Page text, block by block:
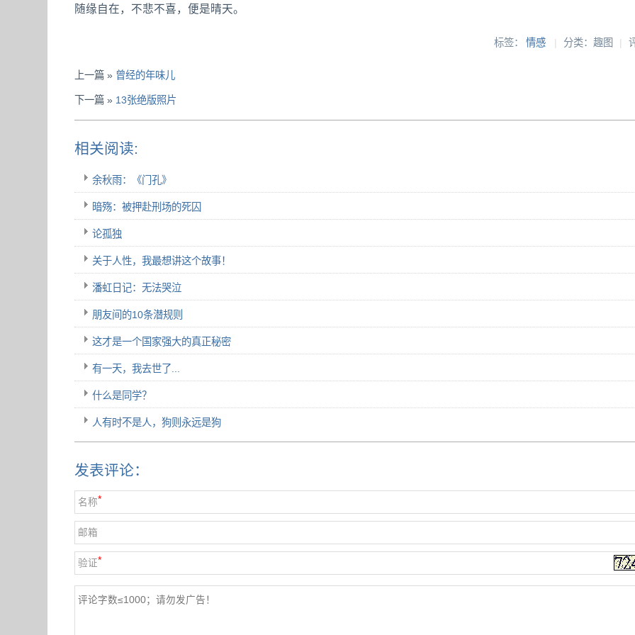
随缘自在，不悲不喜，便是晴天。
标签： 情感 | 分类：趣图 |
上一篇 » 曾经的年味儿
下一篇 » 13张绝版照片
相关阅读:
余秋雨：《门孔》
暗殇：被押赴刑场的死囚
论孤独
关于人性，我最想讲这个故事！
潘虹日记：无法哭泣
朋友间的10条潜规则
这才是一个国家强大的真正秘密
有一天，我去世了...
什么是同学？
人有时不是人，狗则永远是狗
发表评论：
名称*
邮箱
验证*